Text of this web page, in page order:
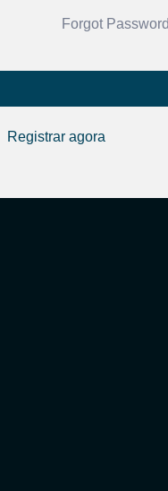
Forgot
Registrar agora